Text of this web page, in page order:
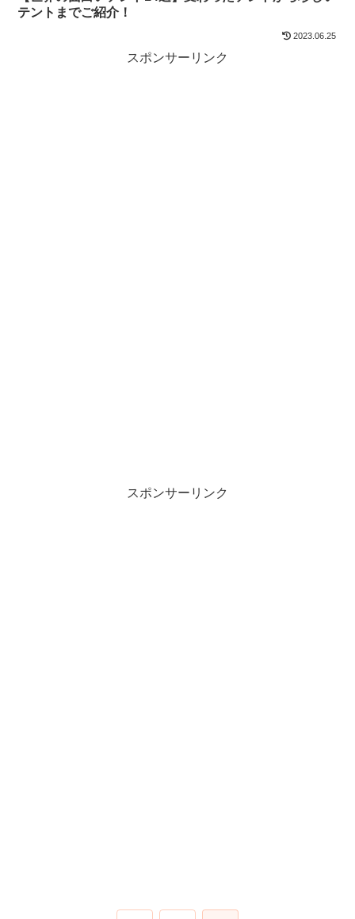
テントまでご紹介！
2023.06.25
スポンサーリンク
スポンサーリンク